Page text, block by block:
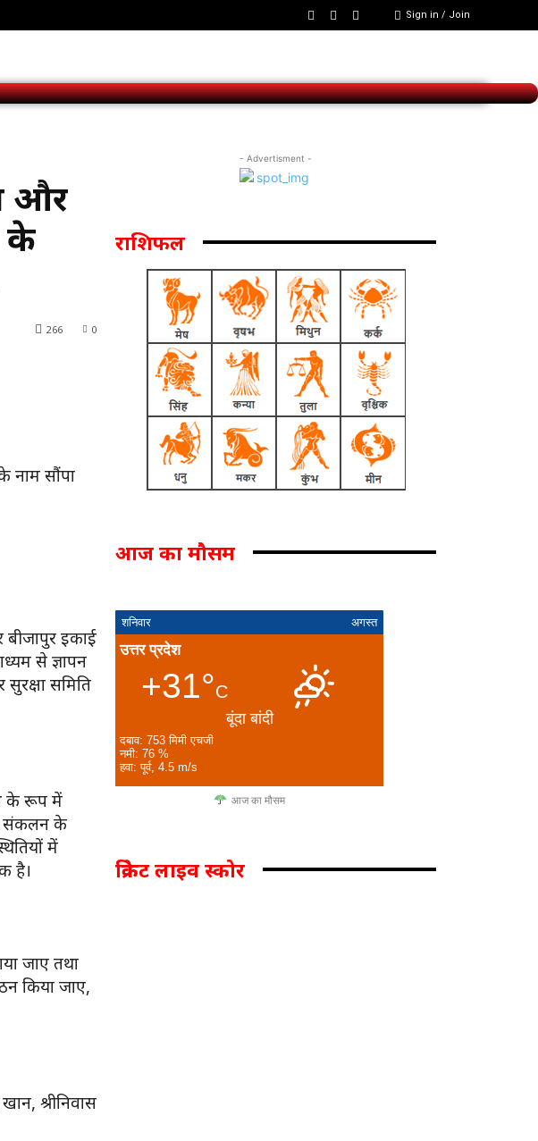
Sign in / Join
और
के
0
266
नाम सौंपा
बीजापुर इकाई
से ज्ञापन
सुरक्षा समिति
के रूप में
संकलन के
में
है।
जाए तथा
किया जाए,
श्रीनिवास
- Advertisment -
राशिफल
आज का मौसम
शनिवार अगस्त
उत्तर प्रदेश
+31°C
बूंदा बांदी
दबाव: 753 मिमी एचजी
नमी: 76 %
हवा: पूर्व, 4.5 m/s
आज का मौसम
क्रिकेट लाइव स्कोर